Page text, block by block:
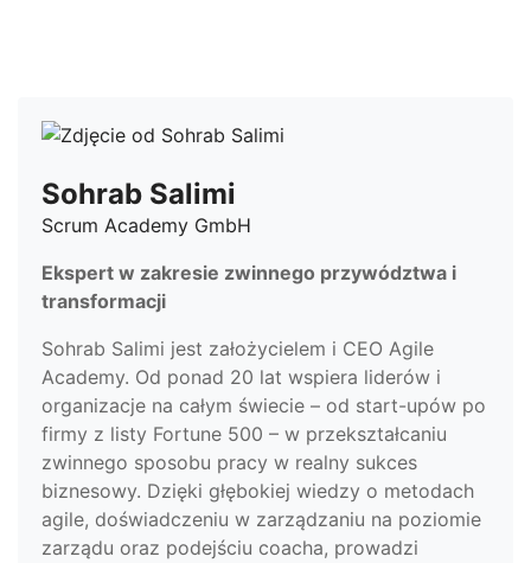
Sohrab Salimi
Scrum Academy GmbH
Ekspert w zakresie zwinnego przywództwa i
transformacji
Sohrab Salimi jest założycielem i CEO Agile
Academy. Od ponad 20 lat wspiera liderów i
organizacje na całym świecie – od start-upów po
firmy z listy Fortune 500 – w przekształcaniu
zwinnego sposobu pracy w realny sukces
biznesowy. Dzięki głębokiej wiedzy o metodach
agile, doświadczeniu w zarządzaniu na poziomie
zarządu oraz podejściu coacha, prowadzi